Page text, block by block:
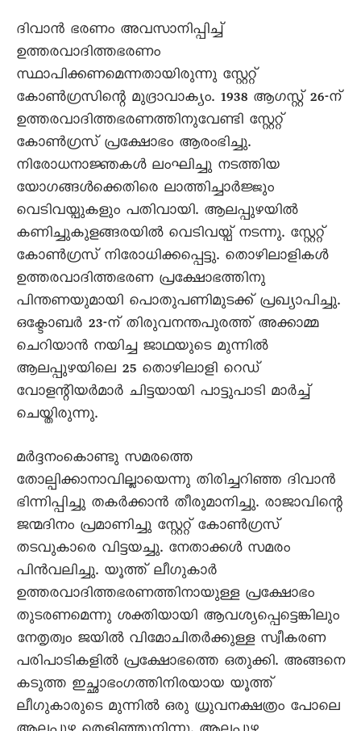
ദിവാൻ ഭരണം അവസാനിപ്പിച്ച്
ഉത്തരവാദിത്തഭരണം
സ്ഥാപിക്കണമെന്നതായിരുന്നു സ്റ്റേറ്റ്
കോൺഗ്രസിന്റെ മുദ്രാവാക്യം. 1938 ആഗസ്റ്റ് 26-ന്
ഉത്തരവാദിത്തഭരണത്തിനുവേണ്ടി സ്റ്റേറ്റ്
കോൺഗ്രസ് പ്രക്ഷോഭം ആരംഭിച്ചു.
നിരോധനാജ്ഞകൾ ലംഘിച്ചു നടത്തിയ
യോഗങ്ങൾക്കെതിരെ ലാത്തിച്ചാർജ്ജും
വെടിവയ്പുകളും പതിവായി. ആലപ്പുഴയിൽ
കണിച്ചുകുളങ്ങരയിൽ വെടിവയ്പ് നടന്നു. സ്റ്റേറ്റ്
കോൺഗ്രസ് നിരോധിക്കപ്പെട്ടു. തൊഴിലാളികൾ
ഉത്തരവാദിത്തഭരണ പ്രക്ഷോഭത്തിനു
പിന്തണയുമായി പൊതുപണിമുടക്ക് പ്രഖ്യാപിച്ചു.
ഒക്ടോബർ 23-ന് തിരുവനന്തപുരത്ത് അക്കാമ്മ
ചെറിയാൻ നയിച്ച ജാഥയുടെ മുന്നിൽ
ആലപ്പുഴയിലെ 25 തൊഴിലാളി റെഡ്
വോളന്റിയർമാർ ചിട്ടയായി പാട്ടുപാടി മാർച്ച്
ചെയ്തിരുന്നു.
മർദ്ദനംകൊണ്ടു സമരത്തെ
തോല്പിക്കാനാവില്ലായെന്നു തിരിച്ചറിഞ്ഞ ദിവാൻ
ഭിന്നിപ്പിച്ചു തകർക്കാൻ തീരുമാനിച്ചു. രാജാവിന്റെ
ജന്മദിനം പ്രമാണിച്ചു സ്റ്റേറ്റ് കോൺഗ്രസ്
തടവുകാരെ വിട്ടയച്ചു. നേതാക്കൾ സമരം
പിൻവലിച്ചു. യൂത്ത് ലീഗുകാർ
ഉത്തരവാദിത്തഭരണത്തിനായുള്ള പ്രക്ഷോഭം
തുടരണമെന്നു ശക്തിയായി ആവശ്യപ്പെട്ടെങ്കിലും
നേതൃത്വം ജയിൽ വിമോചിതർക്കുള്ള സ്വീകരണ
പരിപാടികളിൽ പ്രക്ഷോഭത്തെ ഒതുക്കി. അങ്ങനെ
കടുത്ത ഇച്ഛാഭംഗത്തിനിരയായ യൂത്ത്
ലീഗുകാരുടെ മുന്നിൽ ഒരു ധ്രുവനക്ഷത്രം പോലെ